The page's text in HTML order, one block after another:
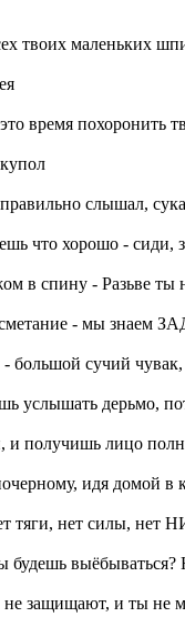
твоих маленьких
время похоронить
слышал,
что хорошо - сиди,
в спину - Разьве ты
сметание - мы
большой сучий
услышать дерьмо,
и получишь лицо
идя домой в
тяги, нет силы,
будешь выёбываться?
защищают, и ты не